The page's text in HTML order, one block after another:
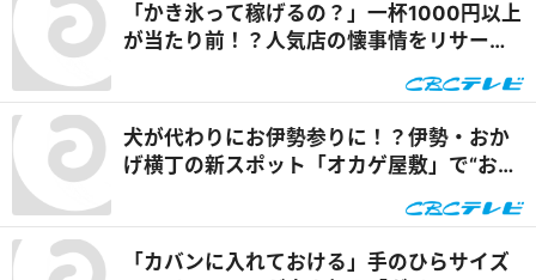
「かき氷って稼げるの？」一杯1000円以上
が当たり前！？人気店の懐事情をリサーチ
犬が代わりにお伊勢参りに！？伊勢・おか
げ横丁の新スポット「オカゲ屋敷」で“おか
「カバンに入れておける」手のひらサイズ